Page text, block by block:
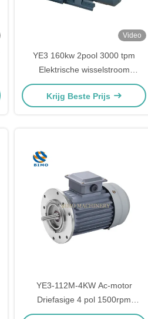
Video
YE3 160kw 2pool 3000 tpm
Elektrische wisselstroom
asynchrone inductiemotor voor
ventilator
Krijg Beste Prijs
YE3-112M-4KW Ac-motor
Driefasige 4 pol 1500rpm
Synchrone snelheid 50HZ Motor